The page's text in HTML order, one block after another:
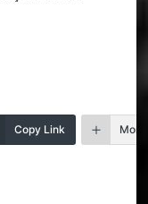
Copy Link More